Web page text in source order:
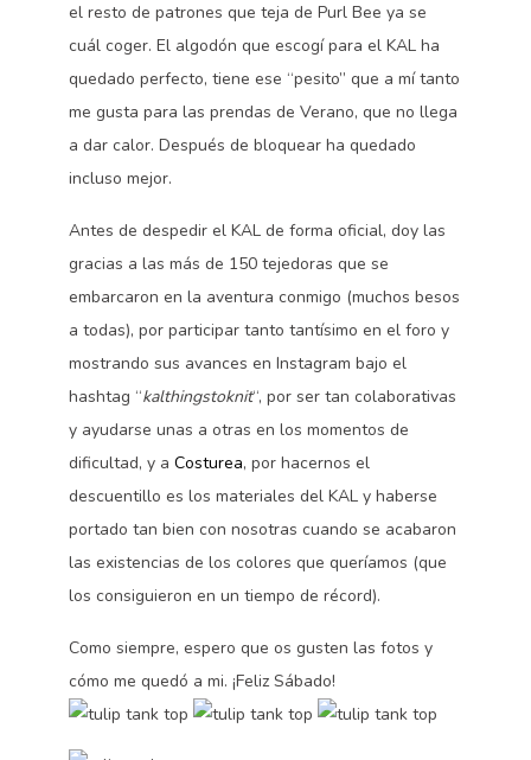
el resto de patrones que teja de Purl Bee ya se
cuál coger. El algodón que escogí para el KAL ha
quedado perfecto, tiene ese “pesito” que a mí tanto
me gusta para las prendas de Verano, que no llega
a dar calor. Después de bloquear ha quedado
incluso mejor.
Antes de despedir el KAL de forma oficial, doy las
gracias a las más de 150 tejedoras que se
embarcaron en la aventura conmigo (muchos besos
a todas), por participar tanto tantísimo en el foro y
mostrando sus avances en Instagram bajo el
hashtag “kalthingstoknit“, por ser tan colaborativas
y ayudarse unas a otras en los momentos de
dificultad, y a Costurea, por hacernos el
descuentillo es los materiales del KAL y haberse
portado tan bien con nosotras cuando se acabaron
las existencias de los colores que queríamos (que
los consiguieron en un tiempo de récord).
Como siempre, espero que os gusten las fotos y
cómo me quedó a mi. ¡Feliz Sábado!